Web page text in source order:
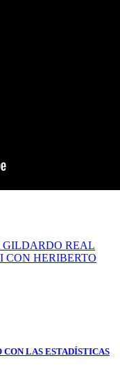
REAL
HERIBERTO
LAS ESTADÍSTICAS